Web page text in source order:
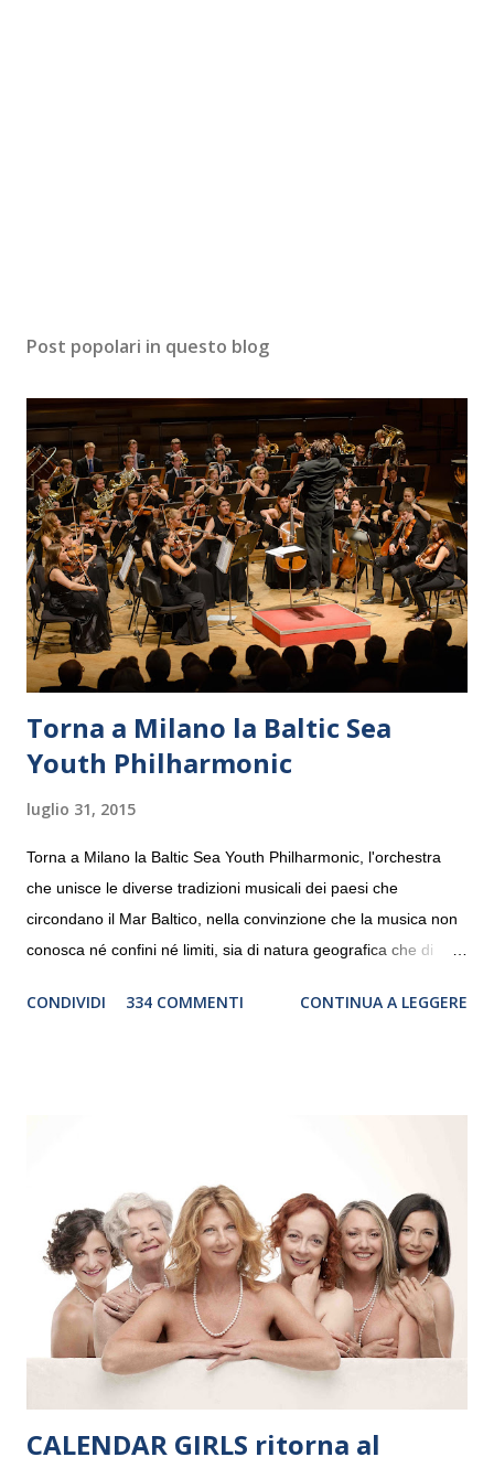
Post popolari in questo blog
Torna a Milano la Baltic Sea
Youth Philharmonic
luglio 31, 2015
Torna a Milano la Baltic Sea Youth Philharmonic, l'orchestra
che unisce le diverse tradizioni musicali dei paesi che
circondano il Mar Baltico, nella convinzione che la musica non
conosca né confini né limiti, sia di natura geografica che di
debutterà il 10 settembre a Heiden, in Germania, e toccherà, in
“Settembre dell’Accademia” dove si esibirà per il secondo anno
consecutivo. Il pubblico milanese avrà il piacere di applaudire i
giovani artisti della Baltic Sea Youth Philharmonic per la quarta
volta. L’orchestra, fondata nel 2008 da Kristjan Järvi (affiancato
da un prestigioso consiglio di consulent...
CONDIVIDI 334 COMMENTI CONTINUA A LEGGERE
CALENDAR GIRLS ritorna al